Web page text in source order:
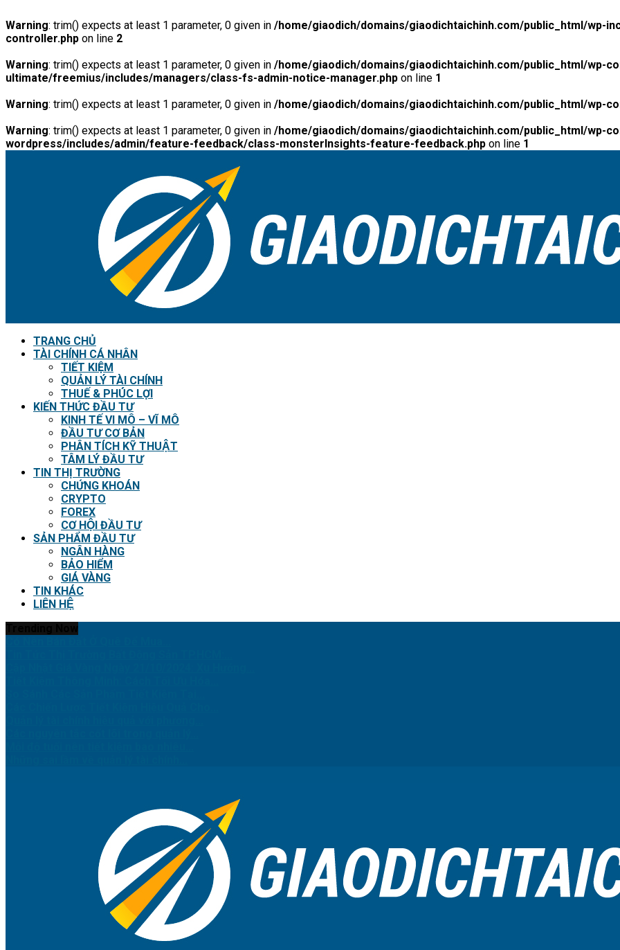
Warning: trim() expects at least 1 parameter, 0 given in /home/giaodich/domains/giaodichtaichinh.com/public_html/wp-
controller.php on line 2
Warning: trim() expects at least 1 parameter, 0 given in /home/giaodich/domains/giaodichtaichinh.com/public_html/wp-
ultimate/freemius/includes/managers/class-fs-admin-notice-manager.php on line 1
Warning: trim() expects at least 1 parameter, 0 given in /home/giaodich/domains/giaodichtaichinh.com/public_html/wp-
Warning: trim() expects at least 1 parameter, 0 given in /home/giaodich/domains/giaodichtaichinh.com/public_html/wp-
wordpress/includes/admin/feature-feedback/class-monsterInsights-feature-feedback.php on line 1
TRANG CHỦ
TÀI CHÍNH CÁ NHÂN
TIẾT KIỆM
QUẢN LÝ TÀI CHÍNH
THUẾ & PHÚC LỢI
KIẾN THỨC ĐẦU TƯ
KINH TẾ VI MÔ – VĨ MÔ
ĐẦU TƯ CƠ BẢN
PHÂN TÍCH KỸ THUẬT
TÂM LÝ ĐẦU TƯ
TIN THỊ TRƯỜNG
CHỨNG KHOÁN
CRYPTO
FOREX
CƠ HỘI ĐẦU TƯ
SẢN PHẨM ĐẦU TƯ
NGÂN HÀNG
BẢO HIỂM
GIÁ VÀNG
TIN KHÁC
LIÊN HỆ